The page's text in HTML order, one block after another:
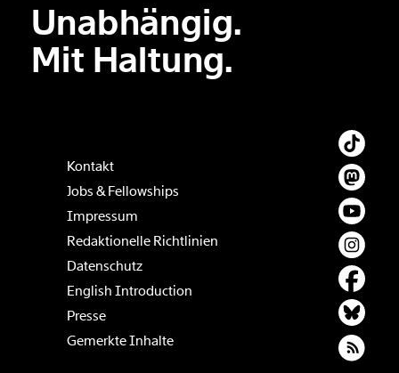
Unabhängig.
Mit Haltung.
Kontakt
Jobs & Fellowships
Impressum
Redaktionelle Richtlinien
Datenschutz
English Introduction
Presse
Gemerkte Inhalte